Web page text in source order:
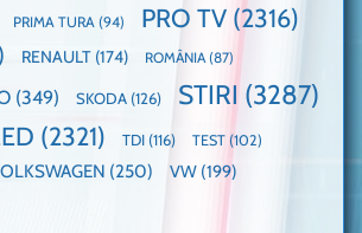
PRIMA TURA (94) PRO TV (2316)
RENAULT (174) ROMÂNIA (87)
(349) SKODA (126) STIRI (3287)
(2321) TDI (116) TEST (102)
(250) VW (199)